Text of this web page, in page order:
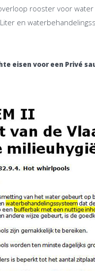
rooster voor
en
eisen voor een Privé